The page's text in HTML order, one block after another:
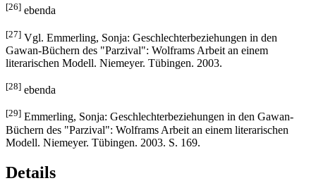
[26] ebenda
[27] Vgl. Emmerling, Sonja: Geschlechterbeziehungen in den
Gawan-Büchern des "Parzival": Wolframs Arbeit an einem
literarischen Modell. Niemeyer. Tübingen. 2003.
[28] ebenda
[29] Emmerling, Sonja: Geschlechterbeziehungen in den Gawan-
Büchern des "Parzival": Wolframs Arbeit an einem literarischen
Modell. Niemeyer. Tübingen. 2003. S. 169.
Details